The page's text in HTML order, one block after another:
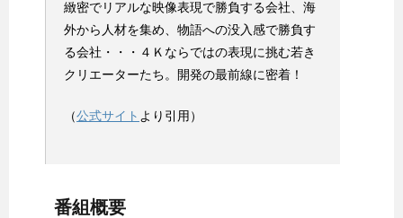
緻密でリアルな映像表現で勝負する会社、海
外から人材を集め、物語への没入感で勝負す
る会社・・・４Ｋならではの表現に挑む若き
クリエーターたち。開発の最前線に密着！
（公式サイト より引用）
番組概要